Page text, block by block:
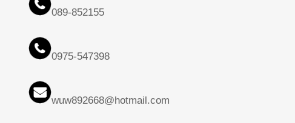
089-852155
0975-547398
wuw892668@hotmail.com